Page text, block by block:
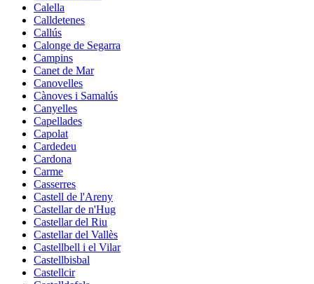
Calella
Calldetenes
Callús
Calonge de Segarra
Campins
Canet de Mar
Canovelles
Cànoves i Samalús
Canyelles
Capellades
Capolat
Cardedeu
Cardona
Carme
Casserres
Castell de l'Areny
Castellar de n'Hug
Castellar del Riu
Castellar del Vallès
Castellbell i el Vilar
Castellbisbal
Castellcir